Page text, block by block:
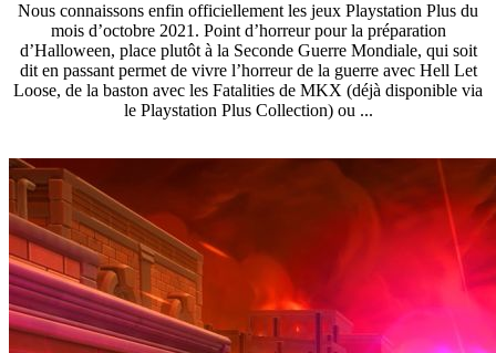
Nous connaissons enfin officiellement les jeux Playstation Plus du
mois d’octobre 2021. Point d’horreur pour la préparation
d’Halloween, place plutôt à la Seconde Guerre Mondiale, qui soit
dit en passant permet de vivre l’horreur de la guerre avec Hell Let
Loose, de la baston avec les Fatalities de MKX (déjà disponible via
le Playstation Plus Collection) ou ...